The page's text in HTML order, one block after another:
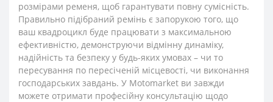
розмірами ременя, щоб гарантувати повну сумісність.
Правильно підібраний ремінь є запорукою того, що
ваш квадроцикл буде працювати з максимальною
ефективністю, демонструючи відмінну динаміку,
надійність та безпеку у будь-яких умовах – чи то
пересування по пересіченій місцевості, чи виконання
господарських завдань. У Motomarket ви завжди
можете отримати професійну консультацію щодо